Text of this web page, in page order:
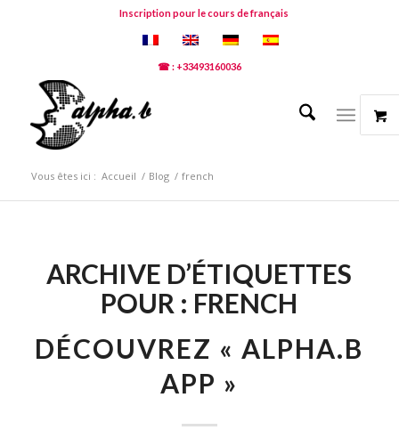
Inscription pour le cours de français
☎ : +33493160036
Vous êtes ici : Accueil / Blog / french
ARCHIVE D’ÉTIQUETTES
POUR : FRENCH
DÉCOUVREZ « ALPHA.B
APP »